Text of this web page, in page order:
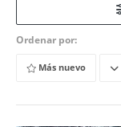
Ordenar por:
Más nuevo